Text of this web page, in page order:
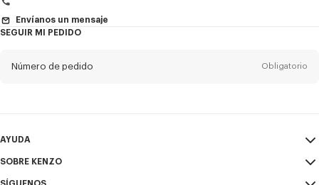
Envíanos un mensaje
SEGUIR MI PEDIDO
Número de pedido Obligatorio
AYUDA
Mi Cuenta
SOBRE KENZO